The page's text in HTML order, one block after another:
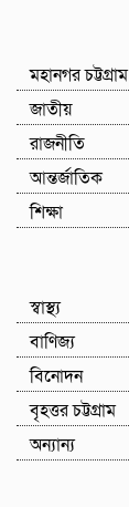
মহানগর চট্টগ্রাম
জাতীয়
রাজনীতি
আন্তর্জাতিক
শিক্ষা
স্বাস্থ্য
বাণিজ্য
বিনোদন
বৃহত্তর চট্টগ্রাম
অন্যান্য